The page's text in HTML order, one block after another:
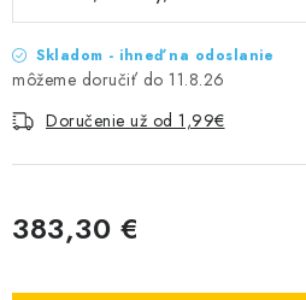
Skladom - ihneď na odoslanie
11.8.26
Doručenie už od 1,99€
383,30 €